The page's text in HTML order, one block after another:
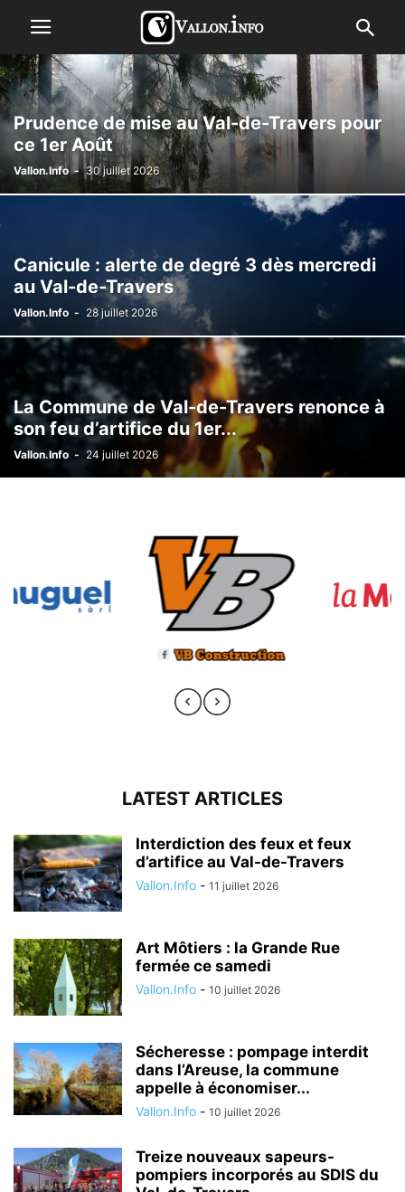
Prudence de mise au Val-de-Travers pour
ce 1er Août
Vallon.Info - 30 juillet 2026
Canicule : alerte de degré 3 dès mercredi
au Val-de-Travers
Vallon.Info - 28 juillet 2026
La Commune de Val-de-Travers renonce à
son feu d’artifice du 1er...
Vallon.Info - 24 juillet 2026
LATEST ARTICLES
Interdiction des feux et feux
d’artifice au Val-de-Travers
Vallon.Info - 11 juillet 2026
Art Môtiers : la Grande Rue
fermée ce samedi
Vallon.Info - 10 juillet 2026
Sécheresse : pompage interdit
dans l’Areuse, la commune
appelle à économiser...
Vallon.Info - 10 juillet 2026
Treize nouveaux sapeurs-
pompiers incorporés au SDIS du